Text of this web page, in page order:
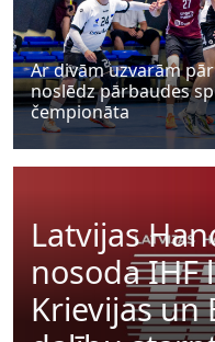
Ar divām uzvarām
noslēdz pārbaudes
čempionāta
Latvijas
nosoda
Krievijas un